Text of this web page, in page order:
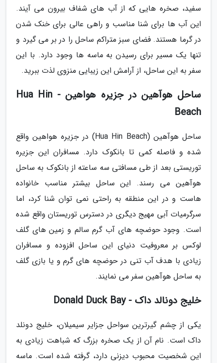
سفید، صخره هایی که از آب های شفاف بیرون می آیند.
این آب ها برای شنا مناسب و راهی عالی برای خنک شدن
در گرما هستند. فضای سبز متراکم ساحل را در بر می گیرد و
تنها یک مسیر برای رسیدن به ماسه ها وجود دارد. با این
سفر به این ساحل، از آرامش این زیبایی منزوی لذت ببرید.
ساحل هوآهین در جزیره هواهین - Hua Hin
Beach
ساحل هوآهین (Hua Hin Beach) در جزیره هواهین واقع
شده و فاصله کمی تا بانکوک دارد. مسافران این جزیره
توریستی بعد از طی مسافتی سه ساعته از بانکوک به ساحل
هوآهین می رسند. این ساحل بیشتر مناسب خانواده
هاست و در این منطقه به راحتی نمی توان شنا کرد، اما
سرگرمیات آبی مهیج دیگری در دسترس توریستان واقع شده
است. وجود حوضچه های آب گرم سالم و زمین های گلف
لوکس بر معروفیت دنیای این ساحل افزوده و مسافران
زیادی با هدف آب تنی در حوضچه های گرم و یا بازی گلف
به ساحل هوآهین سفر می نمایند.
خلیج دونالد داک - Donald Duck Bay
یکی از چشم گیرترین سواحل جزایر سیمیلان، خلیج دونلد
داک است. نام آن از یک صخره بزرگ که شباهت زیادی به
این شخصیت محبوب دیزنی دارد، گرفته شده است. ماسه